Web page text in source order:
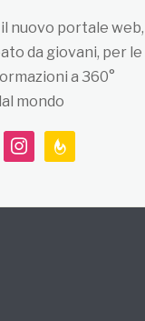
nuovo portale web,
da giovani, per le
a 360°
mondo
instagramfeedburner